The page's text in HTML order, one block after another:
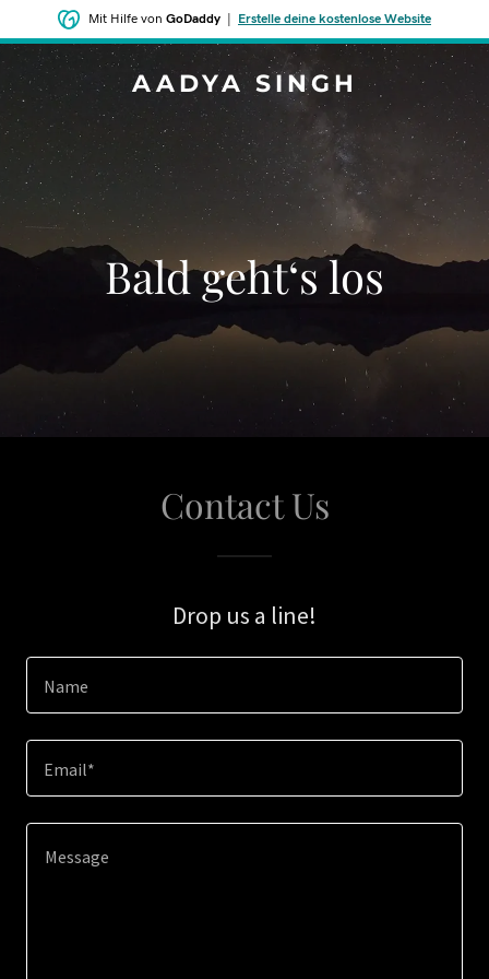
Mit Hilfe von GoDaddy Erstelle deine kostenlose Website
AADYA SINGH
Bald geht‘s los
Contact Us
Drop us a line!
Name
Email*